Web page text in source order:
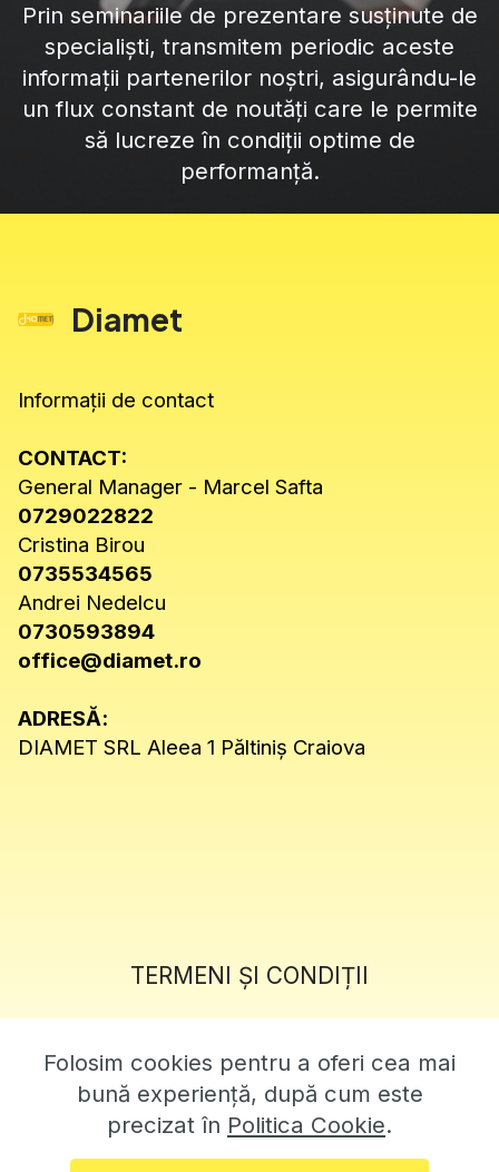
Prin seminariile de prezentare susținute de
specialiști, transmitem periodic aceste
informații partenerilor noștri, asigurându-le
un flux constant de noutăți care le permite
să lucreze în condiții optime de
performanță.
Diamet
Informații de contact
CONTACT:
General Manager - Marcel Safta
0729022822
Cristina Birou
0735534565
Andrei Nedelcu
0730593894
office@diamet.ro
ADRESĂ:
DIAMET SRL Aleea 1 Păltiniș Craiova
TERMENI ȘI CONDIȚII
POLITICĂ COOKIE
Folosim cookies pentru a oferi cea mai
bună experiență, după cum este
precizat în Politica Cookie.